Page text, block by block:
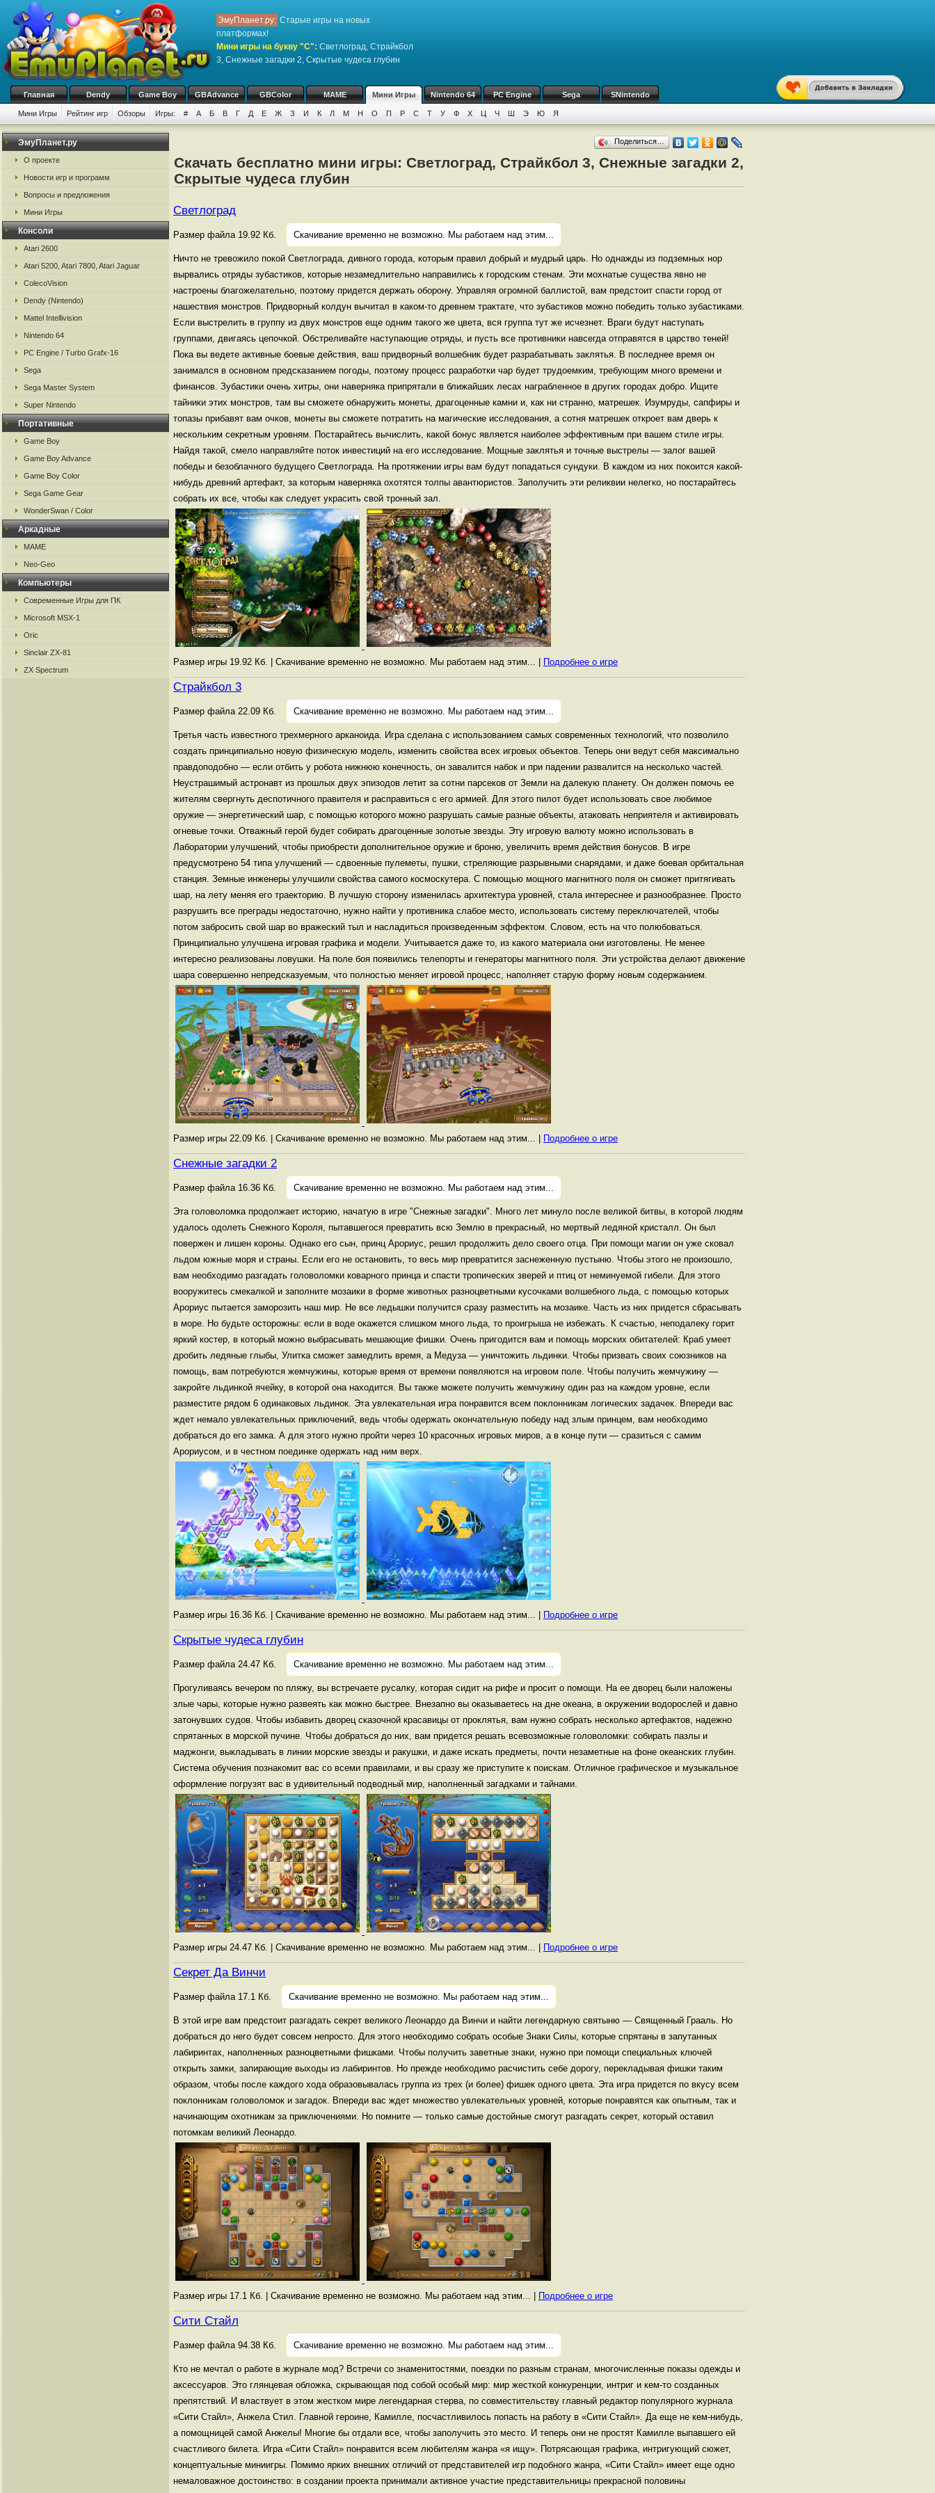
ЭмуПланет.ру: Старые игры на новых
платформах!
Мини игры на букву "С": Светлоград, Страйкбол
3, Снежные загадки 2, Скрытые чудеса глубин
Главная Dendy Game Boy GBAdvance GBColor MAME Мини Игры Nintendo 64 PC Engine Sega SNintendo
Мини Игры Рейтинг игр Обзоры Игры: # А Б В Г Д Е Ж З И К Л М Н О П Р С Т У Ф Х Ц Ч Ш Э Ю Я
ЭмуПланет.ру
О проекте
Новости игр и программ
Вопросы и предложения
Мини Игры
Консоли
Atari 2600
Atari 5200, Atari 7800, Atari Jaguar
ColecoVision
Dendy (Nintendo)
Mattel Intellivision
Nintendo 64
PC Engine / Turbo Grafx-16
Sega
Sega Master System
Super Nintendo
Портативные
Game Boy
Game Boy Advance
Game Boy Color
Sega Game Gear
WonderSwan / Color
Аркадные
MAME
Neo-Geo
Компьютеры
Современные Игры для ПК
Microsoft MSX-1
Oric
Sinclair ZX-81
ZX Spectrum
Поделиться…
Скачать бесплатно мини игры: Светлоград, Страйкбол 3, Снежные загадки 2,
Скрытые чудеса глубин
Светлоград
Размер файла 19.92 Кб. Скачивание временно не возможно. Мы работаем над этим...
Ничто не тревожило покой Светлограда, дивного города, которым правил добрый и мудрый царь. Но однажды из подземных нор
вырвались отряды зубастиков, которые незамедлительно направились к городским стенам. Эти мохнатые существа явно не
настроены благожелательно, поэтому придется держать оборону. Управляя огромной баллистой, вам предстоит спасти город от
нашествия монстров. Придворный колдун вычитал в каком-то древнем трактате, что зубастиков можно победить только зубастиками.
Если выстрелить в группу из двух монстров еще одним такого же цвета, вся группа тут же исчезнет. Враги будут наступать
группами, двигаясь цепочкой. Обстреливайте наступающие отряды, и пусть все противники навсегда отправятся в царство теней!
Пока вы ведете активные боевые действия, ваш придворный волшебник будет разрабатывать заклятья. В последнее время он
занимался в основном предсказанием погоды, поэтому процесс разработки чар будет трудоемким, требующим много времени и
финансов. Зубастики очень хитры, они наверняка припрятали в ближайших лесах награбленное в других городах добро. Ищите
тайники этих монстров, там вы сможете обнаружить монеты, драгоценные камни и, как ни странно, матрешек. Изумруды, сапфиры и
топазы прибавят вам очков, монеты вы сможете потратить на магические исследования, а сотня матрешек откроет вам дверь к
нескольким секретным уровням. Постарайтесь вычислить, какой бонус является наиболее эффективным при вашем стиле игры.
Найдя такой, смело направляйте поток инвестиций на его исследование. Мощные заклятья и точные выстрелы — залог вашей
победы и безоблачного будущего Светлограда. На протяжении игры вам будут попадаться сундуки. В каждом из них покоится какой-
нибудь древний артефакт, за которым наверняка охотятся толпы авантюристов. Заполучить эти реликвии нелегко, но постарайтесь
собрать их все, чтобы как следует украсить свой тронный зал.
Размер игры 19.92 Кб. | Скачивание временно не возможно. Мы работаем над этим... | Подробнее о игре
Страйкбол 3
Размер файла 22.09 Кб. Скачивание временно не возможно. Мы работаем над этим...
Третья часть известного трехмерного арканоида. Игра сделана с использованием самых современных технологий, что позволило
создать принципиально новую физическую модель, изменить свойства всех игровых объектов. Теперь они ведут себя максимально
правдоподобно — если отбить у робота нижнюю конечность, он завалится набок и при падении развалится на несколько частей.
Неустрашимый астронавт из прошлых двух эпизодов летит за сотни парсеков от Земли на далекую планету. Он должен помочь ее
жителям свергнуть деспотичного правителя и расправиться с его армией. Для этого пилот будет использовать свое любимое
оружие — энергетический шар, с помощью которого можно разрушать самые разные объекты, атаковать неприятеля и активировать
огневые точки. Отважный герой будет собирать драгоценные золотые звезды. Эту игровую валюту можно использовать в
Лаборатории улучшений, чтобы приобрести дополнительное оружие и броню, увеличить время действия бонусов. В игре
предусмотрено 54 типа улучшений — сдвоенные пулеметы, пушки, стреляющие разрывными снарядами, и даже боевая орбитальная
станция. Земные инженеры улучшили свойства самого космоскутера. С помощью мощного магнитного поля он сможет притягивать
шар, на лету меняя его траекторию. В лучшую сторону изменилась архитектура уровней, стала интереснее и разнообразнее. Просто
разрушить все преграды недостаточно, нужно найти у противника слабое место, использовать систему переключателей, чтобы
потом забросить свой шар во вражеский тыл и насладиться произведенным эффектом. Словом, есть на что полюбоваться.
Принципиально улучшена игровая графика и модели. Учитывается даже то, из какого материала они изготовлены. Не менее
интересно реализованы ловушки. На поле боя появились телепорты и генераторы магнитного поля. Эти устройства делают движение
шара совершенно непредсказуемым, что полностью меняет игровой процесс, наполняет старую форму новым содержанием.
Размер игры 22.09 Кб. | Скачивание временно не возможно. Мы работаем над этим... | Подробнее о игре
Снежные загадки 2
Размер файла 16.36 Кб. Скачивание временно не возможно. Мы работаем над этим...
Эта головоломка продолжает историю, начатую в игре "Снежные загадки". Много лет минуло после великой битвы, в которой людям
удалось одолеть Снежного Короля, пытавшегося превратить всю Землю в прекрасный, но мертвый ледяной кристалл. Он был
повержен и лишен короны. Однако его сын, принц Арориус, решил продолжить дело своего отца. При помощи магии он уже сковал
льдом южные моря и страны. Если его не остановить, то весь мир превратится заснеженную пустыню. Чтобы этого не произошло,
вам необходимо разгадать головоломки коварного принца и спасти тропических зверей и птиц от неминуемой гибели. Для этого
вооружитесь смекалкой и заполните мозаики в форме животных разноцветными кусочками волшебного льда, с помощью которых
Арориус пытается заморозить наш мир. Не все ледышки получится сразу разместить на мозаике. Часть из них придется сбрасывать
в море. Но будьте осторожны: если в воде окажется слишком много льда, то проигрыша не избежать. К счастью, неподалеку горит
яркий костер, в который можно выбрасывать мешающие фишки. Очень пригодится вам и помощь морских обитателей: Краб умеет
дробить ледяные глыбы, Улитка сможет замедлить время, а Медуза — уничтожить льдинки. Чтобы призвать своих союзников на
помощь, вам потребуются жемчужины, которые время от времени появляются на игровом поле. Чтобы получить жемчужину —
закройте льдинкой ячейку, в которой она находится. Вы также можете получить жемчужину один раз на каждом уровне, если
разместите рядом 6 одинаковых льдинок. Эта увлекательная игра понравится всем поклонникам логических задачек. Впереди вас
ждет немало увлекательных приключений, ведь чтобы одержать окончательную победу над злым принцем, вам необходимо
добраться до его замка. А для этого нужно пройти через 10 красочных игровых миров, а в конце пути — сразиться с самим
Арориусом, и в честном поединке одержать над ним верх.
Размер игры 16.36 Кб. | Скачивание временно не возможно. Мы работаем над этим... | Подробнее о игре
Скрытые чудеса глубин
Размер файла 24.47 Кб. Скачивание временно не возможно. Мы работаем над этим...
Прогуливаясь вечером по пляжу, вы встречаете русалку, которая сидит на рифе и просит о помощи. На ее дворец были наложены
злые чары, которые нужно развеять как можно быстрее. Внезапно вы оказываетесь на дне океана, в окружении водорослей и давно
затонувших судов. Чтобы избавить дворец сказочной красавицы от проклятья, вам нужно собрать несколько артефактов, надежно
спрятанных в морской пучине. Чтобы добраться до них, вам придется решать всевозможные головоломки: собирать пазлы и
маджонги, выкладывать в линии морские звезды и ракушки, и даже искать предметы, почти незаметные на фоне океанских глубин.
Система обучения познакомит вас со всеми правилами, и вы сразу же приступите к поискам. Отличное графическое и музыкальное
оформление погрузят вас в удивительный подводный мир, наполненный загадками и тайнами.
Размер игры 24.47 Кб. | Скачивание временно не возможно. Мы работаем над этим... | Подробнее о игре
Секрет Да Винчи
Размер файла 17.1 Кб. Скачивание временно не возможно. Мы работаем над этим...
В этой игре вам предстоит разгадать секрет великого Леонардо да Винчи и найти легендарную святыню — Священный Грааль. Но
добраться до него будет совсем непросто. Для этого необходимо собрать особые Знаки Силы, которые спрятаны в запутанных
лабиринтах, наполненных разноцветными фишками. Чтобы получить заветные знаки, нужно при помощи специальных ключей
открыть замки, запирающие выходы из лабиринтов. Но прежде необходимо расчистить себе дорогу, перекладывая фишки таким
образом, чтобы после каждого хода образовывалась группа из трех (и более) фишек одного цвета. Эта игра придется по вкусу всем
поклонникам головоломок и загадок. Впереди вас ждет множество увлекательных уровней, которые понравятся как опытным, так и
начинающим охотникам за приключениями. Но помните — только самые достойные смогут разгадать секрет, который оставил
потомкам великий Леонардо.
Размер игры 17.1 Кб. | Скачивание временно не возможно. Мы работаем над этим... | Подробнее о игре
Сити Стайл
Размер файла 94.38 Кб. Скачивание временно не возможно. Мы работаем над этим...
Кто не мечтал о работе в журнале мод? Встречи со знаменитостями, поездки по разным странам, многочисленные показы одежды и
аксессуаров. Это глянцевая обложка, скрывающая под собой особый мир: мир жесткой конкуренции, интриг и кем-то созданных
препятствий. И властвует в этом жестком мире легендарная стерва, по совместительству главный редактор популярного журнала
«Сити Стайл», Анжела Стил. Главной героине, Камилле, посчастливилось попасть на работу в «Сити Стайл». Да еще не кем-нибудь,
а помощницей самой Анжелы! Многие бы отдали все, чтобы заполучить это место. И теперь они не простят Камилле выпавшего ей
счастливого билета. Игра «Сити Стайл» понравится всем любителям жанра «я ищу». Потрясающая графика, интригующий сюжет,
концептуальные миниигры. Помимо ярких внешних отличий от представителей игр подобного жанра, «Сити Стайл» имеет еще одно
немаловажное достоинство: в создании проекта принимали активное участие представительницы прекрасной половины